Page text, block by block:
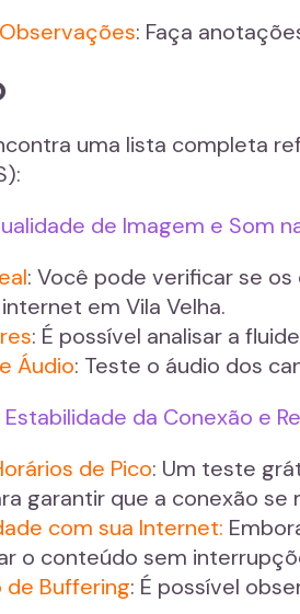
: Faça
uma lista completa
de Imagem e Som
: Você pode verificar se
em Vila Velha.
: É possível analisar a
Áudio: Teste o áudio dos
da Conexão e
de Pico: Um teste
garantir que a conexão se
com sua Internet:
o conteúdo sem
de Buffering: É possível